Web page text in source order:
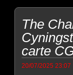
The
carte
20/07/2025 23:07